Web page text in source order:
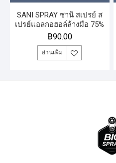
SANI SPRAY ซานิ สเปรย์ ส
เปรย์แอลกอฮอล์ล้างมือ 75%
v/v แกลลอน 1 ลิตร
฿90.00
อ่านเพิ่ม